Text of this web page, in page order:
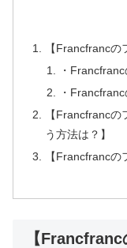
【Francfrancの
・
・
【Francfranc
う方法は？】
【Francfrancの
【